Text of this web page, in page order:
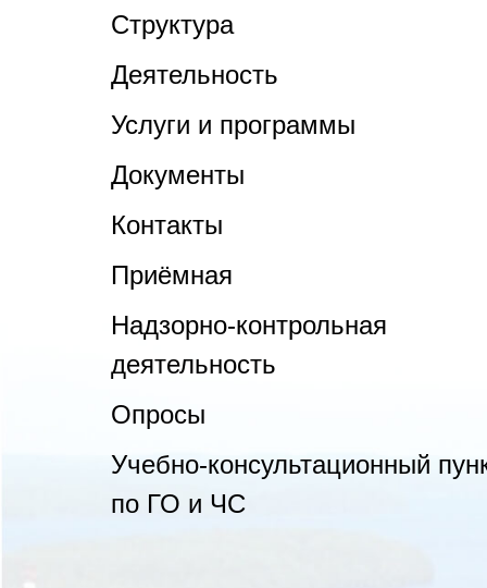
Структура
Деятельность
Услуги и программы
Документы
Контакты
Приёмная
Надзорно-контрольная
деятельность
Опросы
Учебно-консультационный
по ГО и ЧС